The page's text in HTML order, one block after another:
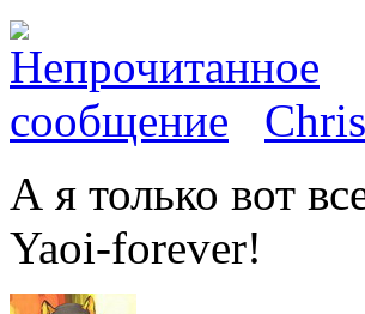
Chris
А я только вот
Yaoi-forever!